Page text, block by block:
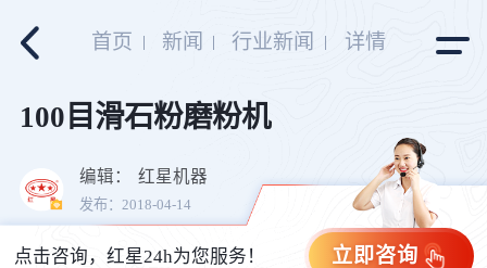
首页 新闻 行业新闻 详情
100目滑石粉磨粉机
编辑： 红星机器
发布：2018-04-14
立即咨询
点击咨询，红星24h为您服务！